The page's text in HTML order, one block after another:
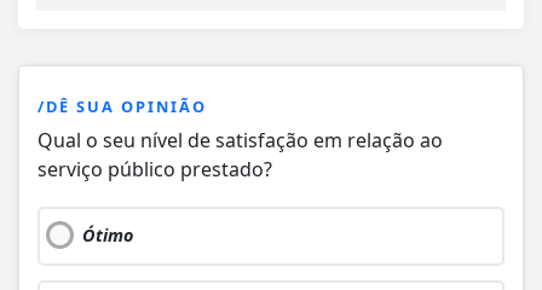
/DÊ SUA OPINIÃO
Qual o seu nível de satisfação em relação ao
serviço público prestado?
Ótimo